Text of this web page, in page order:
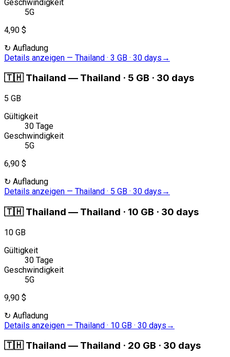
Geschwindigkeit
5G
4,90 $
↻ Aufladung
Details anzeigen — Thailand · 3 GB · 30 days →
🇹🇭 Thailand — Thailand · 5 GB · 30 days
5 GB
Gültigkeit
30 Tage
Geschwindigkeit
5G
6,90 $
↻ Aufladung
Details anzeigen — Thailand · 5 GB · 30 days →
🇹🇭 Thailand — Thailand · 10 GB · 30 days
10 GB
Gültigkeit
30 Tage
Geschwindigkeit
5G
9,90 $
↻ Aufladung
Details anzeigen — Thailand · 10 GB · 30 days →
🇹🇭 Thailand — Thailand · 20 GB · 30 days